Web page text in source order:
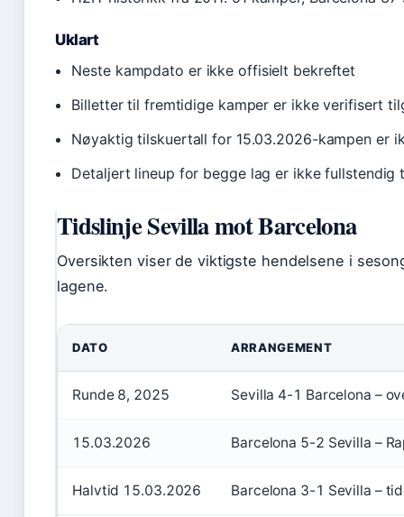
Uklart
Neste kampdato er ikke offisielt bekreftet
Billetter til fremtidige kamper er ikke verifisert
Nøyaktig tilskuertall for 15.03.2026-kampen er
Detaljert lineup for begge lag er ikke fullstendig
Tidslinje Sevilla mot Barcelona
Oversikten viser de viktigste hendelsene i
lagene.
DATO ARRANGEMENT
Runde 8, 2025 Sevilla 4-1 Barcelona –
15.03.2026 Barcelona 5-2 Sevilla –
Halvtid 15.03.2026 Barcelona 3-1 Sevilla –